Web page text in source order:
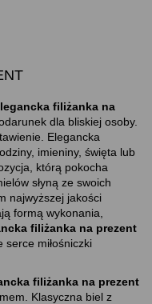
filiżanka na
dla bliskiej osoby.
Elegancka
imieniny, święta lub
którą pokocha
słyną ze swoich
najwyższej jakości
formą wykonania,
filiżanka na prezent
miłośniczki
filiżanka na prezent
Klasyczna biel z